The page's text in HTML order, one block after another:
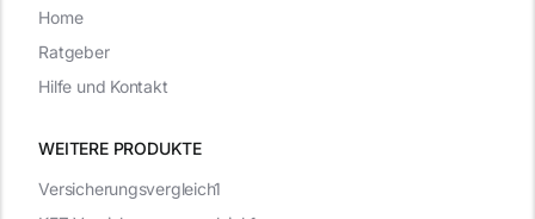
WEITERE PRODUKTE
Versicherungsvergleich1
Home
Ratgeber
Hilfe und Kontakt